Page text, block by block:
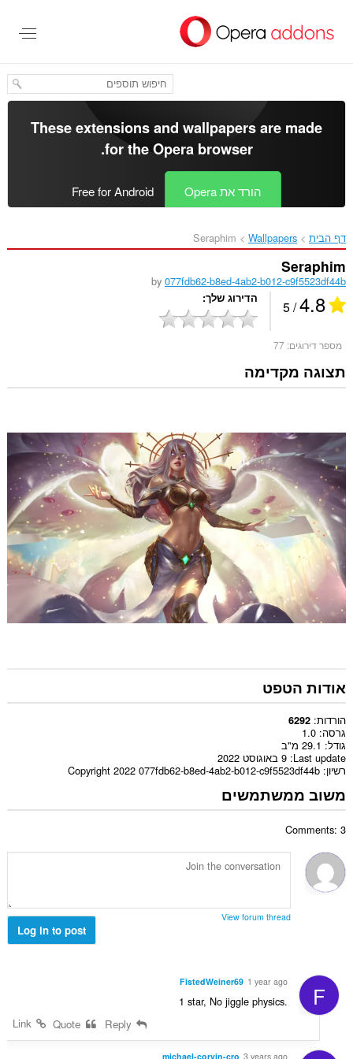
העיקרי
These extensions and wallpapers are made
for theOpera browser
.
הורד את Opera Free for Android
דף הבית Wallpapers
Seraphim‎
Seraphim
by077fdb62-b8ed-4ab2-b012-c9f5523df44b
4.8
/ 5 הדירוג שלך
מספר דירוגים: 77
תצוגה מקדימה
אודות הטפט
הורדות 6292
גרסה 1.0
גודל 29.1 מ"ב
Last update 9 באוגוסט 2022
רשיון Copyright 2022 077fdb62-b8ed-4ab2-b012-c9f5523df44b
משוב ממשתמשים
Comments: 3
View forum thread
Log in to post
F
FistedWeiner69 1 year ago
1 star, No jiggle physics.
michael-corvin-cro 3 years ago